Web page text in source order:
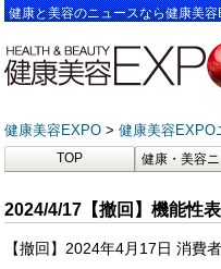
健康と美容のニュースなら健康美
健康美容EXPO 健康美容EXPO
TOP 健康・美容
2024/4/17【撤回】機能性
【撤回】2024年4月17日 消費